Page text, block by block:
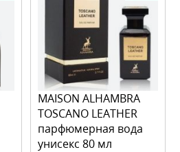
MAISON ALHAMBRA
TOSCANO LEATHER
парфюмерная вода
унисекс 80 мл